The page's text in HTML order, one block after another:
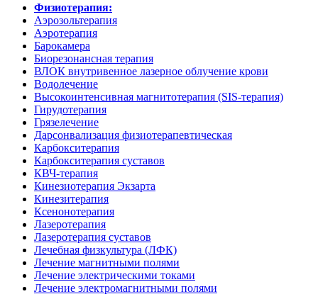
Физиотерапия:
Аэрозольтерапия
Аэротерапия
Барокамера
Биорезонансная терапия
ВЛОК внутривенное лазерное облучение крови
Водолечение
Высокоинтенсивная магнитотерапия (SIS-терапия)
Гирудотерапия
Грязелечение
Дарсонвализация физиотерапевтическая
Карбокситерапия
Карбокситерапия суставов
КВЧ-терапия
Кинезиотерапия Экзарта
Кинезитерапия
Ксенонотерапия
Лазеротерапия
Лазеротерапия суставов
Лечебная физкультура (ЛФК)
Лечение магнитными полями
Лечение электрическими токами
Лечение электромагнитными полями